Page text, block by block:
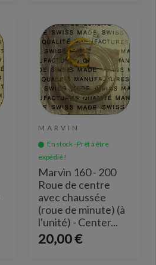
MARVIN
En stock - Prêt à être
expédié !
Marvin 160 - 200
Roue de centre
avec chaussée
(roue de minute) (à
l'unité) - Center...
20,00 €